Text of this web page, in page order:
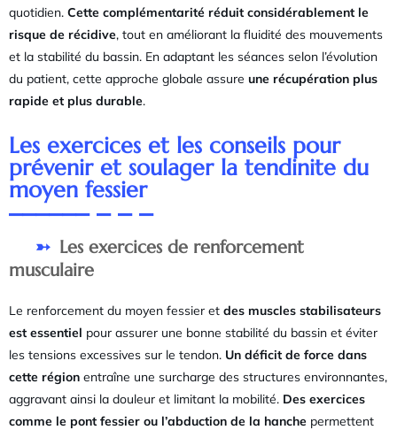
quotidien. Cette complémentarité réduit considérablement le
risque de récidive, tout en améliorant la fluidité des mouvements
et la stabilité du bassin. En adaptant les séances selon l’évolution
du patient, cette approche globale assure une récupération plus
rapide et plus durable.
Les exercices et les conseils pour
prévenir et soulager la tendinite du
moyen fessier
Les exercices de renforcement
musculaire
Le renforcement du moyen fessier et des muscles stabilisateurs
est essentiel pour assurer une bonne stabilité du bassin et éviter
les tensions excessives sur le tendon. Un déficit de force dans
cette région entraîne une surcharge des structures environnantes,
aggravant ainsi la douleur et limitant la mobilité. Des exercices
comme le pont fessier ou l’abduction de la hanche permettent